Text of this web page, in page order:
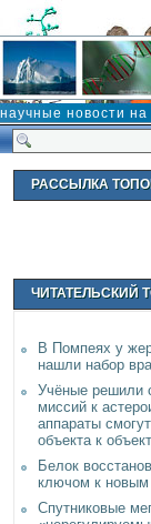
новости
РАССЫЛКА
ЧИТАТЕЛЬСКИЙ
В Помпеях у
нашли набор
Учёные решили
миссий к
аппараты
объекта к
Белок
ключом к новым
Спутниковые